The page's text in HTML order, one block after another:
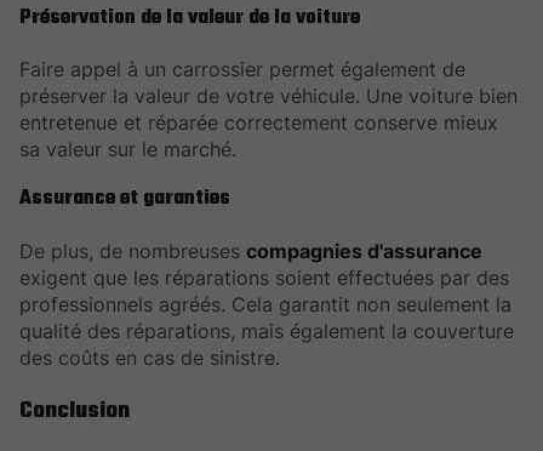
Préservation de la valeur de la voiture
Faire appel à un carrossier permet également de
préserver la valeur de votre véhicule. Une voiture bien
entretenue et réparée correctement conserve mieux
sa valeur sur le marché.
Assurance et garanties
De plus, de nombreuses compagnies d'assurance
exigent que les réparations soient effectuées par des
professionnels agréés. Cela garantit non seulement la
qualité des réparations, mais également la couverture
des coûts en cas de sinistre.
Conclusion